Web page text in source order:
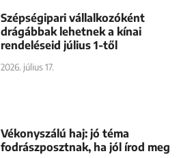
Szépségipari vállalkozóként
drágábbak lehetnek a kínai
rendeléseid július 1-től
2026. július 17.
Vékonyszálú haj: jó téma
fodrászposztnak, ha jól írod meg